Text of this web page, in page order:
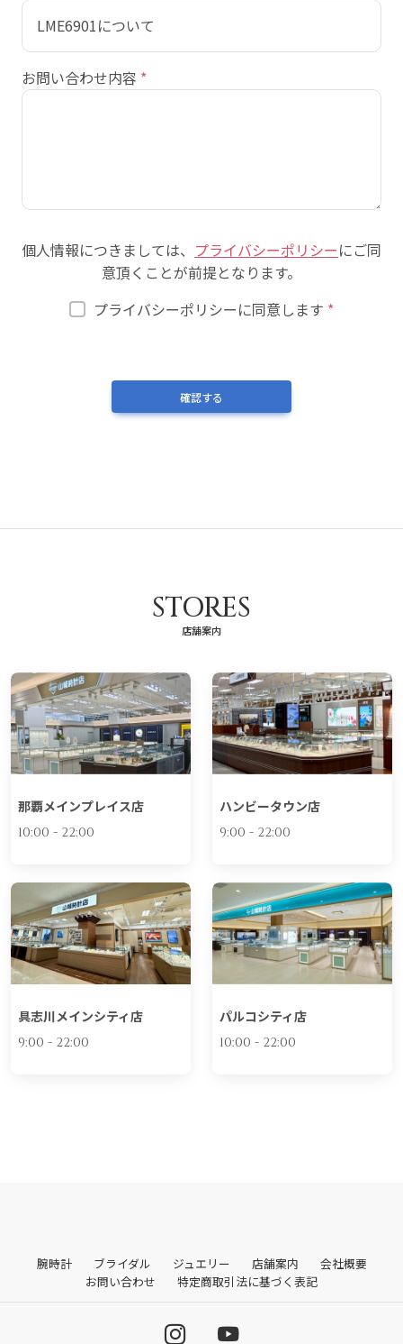
お問い合わせ内容 *
個人情報につきましては、 プライバシーポリシーにご同
意頂くことが前提となります。
プライバシーポリシーに同意します *
確認する
STORES
店舗案内
那覇メインプレイス店
10:00 - 22:00
ハンビータウン店
9:00 - 22:00
具志川メインシティ店
9:00 - 22:00
パルコシティ店
10:00 - 22:00
腕時計 ブライダル ジュエリー 店舗案内
会社概要
お問い合わせ
特定商取引法に基づく表記